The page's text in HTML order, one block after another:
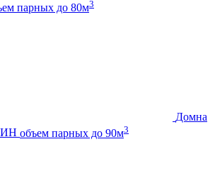
парных до 80м3
Домна
объем парных до 90м3